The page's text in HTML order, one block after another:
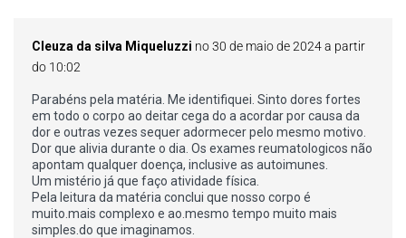
Cleuza da silva Miqueluzzi no 30 de maio de 2024 a partir
do 10:02
Parabéns pela matéria. Me identifiquei. Sinto dores fortes
em todo o corpo ao deitar cega do a acordar por causa da
dor e outras vezes sequer adormecer pelo mesmo motivo.
Dor que alivia durante o dia. Os exames reumatologicos não
apontam qualquer doença, inclusive as autoimunes.
Um mistério já que faço atividade física.
Pela leitura da matéria conclui que nosso corpo é
muito.mais complexo e ao.mesmo tempo muito mais
simples.do que imaginamos.